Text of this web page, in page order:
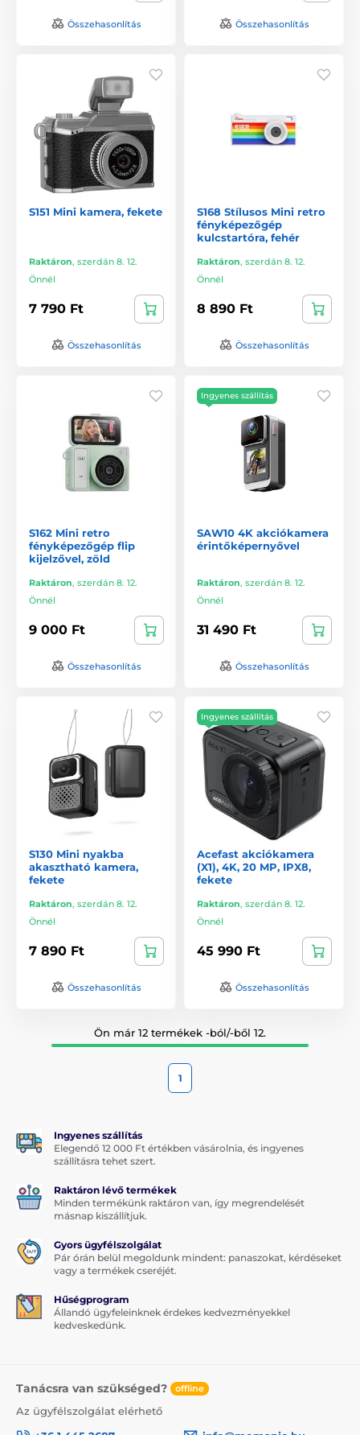
Összehasonlítás Összehasonlítás
S151 Mini kamera, fekete
Raktáron, szerdán 8. 12.
Önnél
7 790 Ft
Összehasonlítás
S168 Stílusos Mini retro
fényképezőgép
kulcstartóra, fehér
Raktáron, szerdán 8. 12.
Önnél
8 890 Ft
Összehasonlítás
S162 Mini retro
fényképezőgép flip
kijelzővel, zöld
Raktáron, szerdán 8. 12.
Önnél
9 000 Ft
Összehasonlítás
Ingyenes szállítás
SAW10 4K akciókamera
érintőképernyővel
Raktáron, szerdán 8. 12.
Önnél
31 490 Ft
Összehasonlítás
S130 Mini nyakba
akasztható kamera,
fekete
Raktáron, szerdán 8. 12.
Önnél
7 890 Ft
Összehasonlítás
Ingyenes szállítás
Acefast akciókamera
(X1), 4K, 20 MP, IPX8,
fekete
Raktáron, szerdán 8. 12.
Önnél
45 990 Ft
Összehasonlítás
Ön már 12 termékek -ból/-ből 12.
1
Ingyenes szállítás
Elegendő 12 000 Ft értékben vásárolnia, és ingyenes
szállításra tehet szert.
Raktáron lévő termékek
Minden termékünk raktáron van, így megrendelését
másnap kiszállítjuk.
Gyors ügyfélszolgálat
Pár órán belül megoldunk mindent: panaszokat, kérdéseket
vagy a termékek cseréjét.
Hűségprogram
Állandó ügyfeleinknek érdekes kedvezményekkel
kedveskedünk.
Tanácsra van szükséged? offline
Az ügyfélszolgálat elérhető